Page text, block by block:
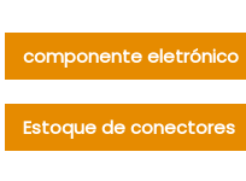
componente eletrónico
Estoque de conectores